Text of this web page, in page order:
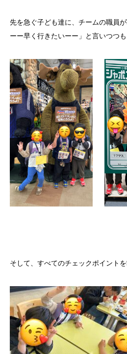
先を急ぐ子ども達に、チームの職員
ーー早く行きたいーー」と言いつつ
そして、すべてのチェックポイント